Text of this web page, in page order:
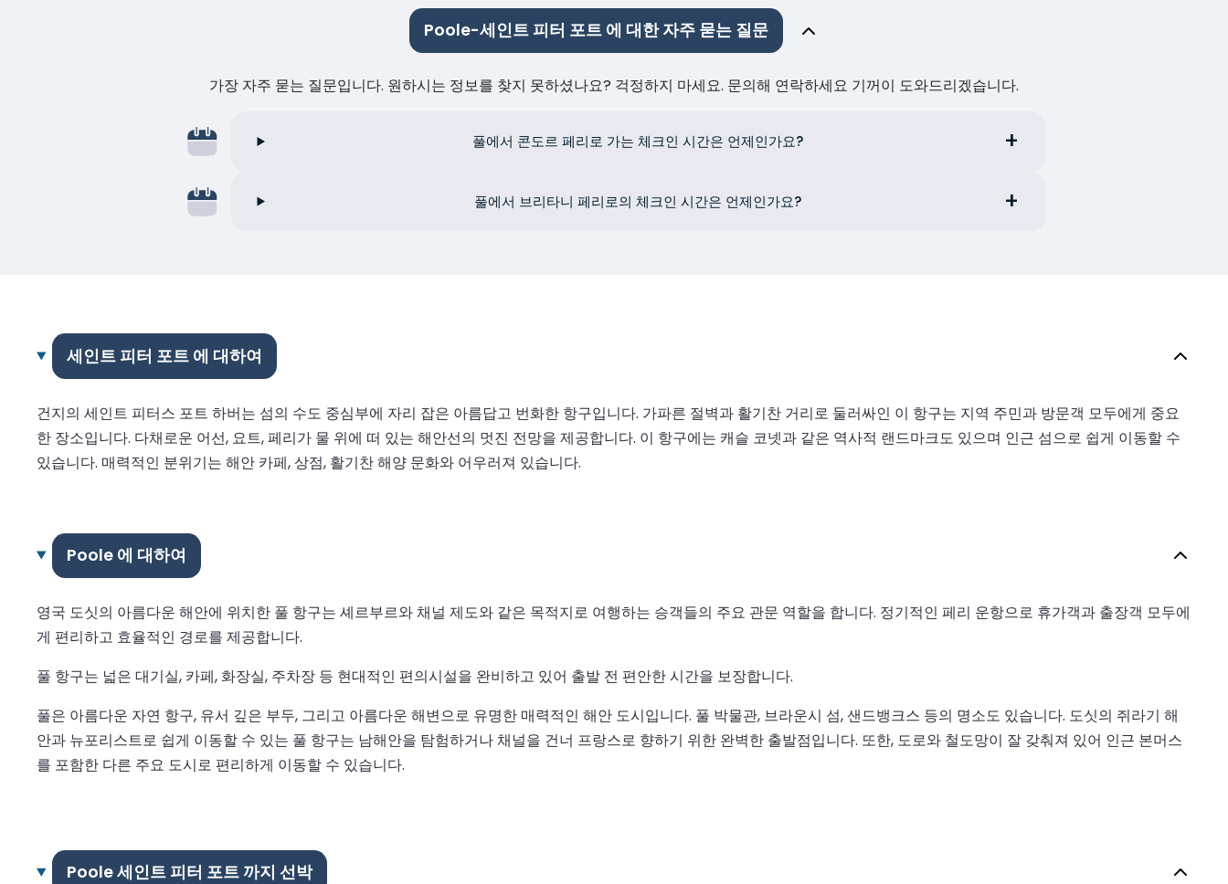
Poole-세인트 피터 포트 에 대한 자주 묻는 질문
가장 자주 묻는 질문입니다. 원하시는 정보를 찾지 못하셨나요? 걱정하지 마세요. 문의해 연락하세요 기꺼이 도와드리겠습니다.
풀에서 콘도르 페리로 가는 체크인 시간은 언제인가요?
풀에서 브리타니 페리로의 체크인 시간은 언제인가요?
세인트 피터 포트 에 대하여
건지의 세인트 피터스 포트 하버는 섬의 수도 중심부에 자리 잡은 아름답고 번화한 항구입니다. 가파른 절벽과 활기찬 거리로 둘러싸인 이 항구는 지역 주민과 방문객 모두에게 중요
한 장소입니다. 다채로운 어선, 요트, 페리가 물 위에 떠 있는 해안선의 멋진 전망을 제공합니다. 이 항구에는 캐슬 코넷과 같은 역사적 랜드마크도 있으며 인근 섬으로 쉽게 이동할 수
있습니다. 매력적인 분위기는 해안 카페, 상점, 활기찬 해양 문화와 어우러져 있습니다.
Poole 에 대하여
영국 도싯의 아름다운 해안에 위치한 풀 항구는 셰르부르와 채널 제도와 같은 목적지로 여행하는 승객들의 주요 관문 역할을 합니다. 정기적인 페리 운항으로 휴가객과 출장객 모두에
게 편리하고 효율적인 경로를 제공합니다.
풀 항구는 넓은 대기실, 카페, 화장실, 주차장 등 현대적인 편의시설을 완비하고 있어 출발 전 편안한 시간을 보장합니다.
풀은 아름다운 자연 항구, 유서 깊은 부두, 그리고 아름다운 해변으로 유명한 매력적인 해안 도시입니다. 풀 박물관, 브라운시 섬, 샌드뱅크스 등의 명소도 있습니다. 도싯의 쥐라기 해
안과 뉴포리스트로 쉽게 이동할 수 있는 풀 항구는 남해안을 탐험하거나 채널을 건너 프랑스로 향하기 위한 완벽한 출발점입니다. 또한, 도로와 철도망이 잘 갖춰져 있어 인근 본머스
를 포함한 다른 주요 도시로 편리하게 이동할 수 있습니다.
Poole 세인트 피터 포트 까지 선박